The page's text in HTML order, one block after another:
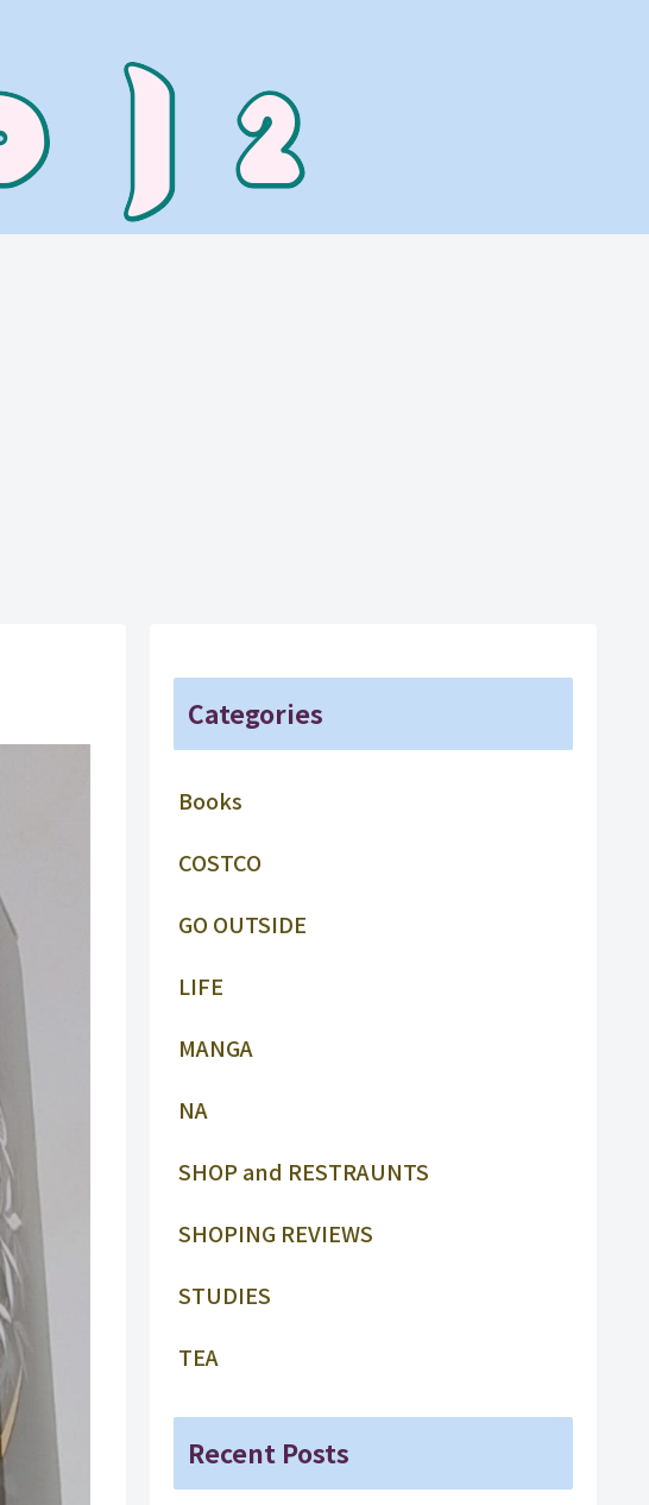
Categories
Books
COSTCO
GO OUTSIDE
LIFE
MANGA
NA
SHOP and RESTRAUNTS
SHOPING REVIEWS
STUDIES
TEA
Recent Posts